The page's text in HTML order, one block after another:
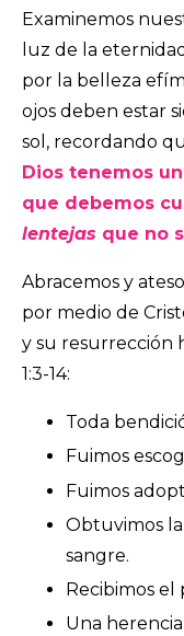
Examinemos
luz de la
por la belleza
ojos deben estar
sol, recordando
Dios tenemos
que debemos
lentejas que no
Abracemos y
por medio de
y su resurrección
1:3-14:
Toda
Fuimos
Fuimos
Obtuvimos
sangre.
Recibimos
Una